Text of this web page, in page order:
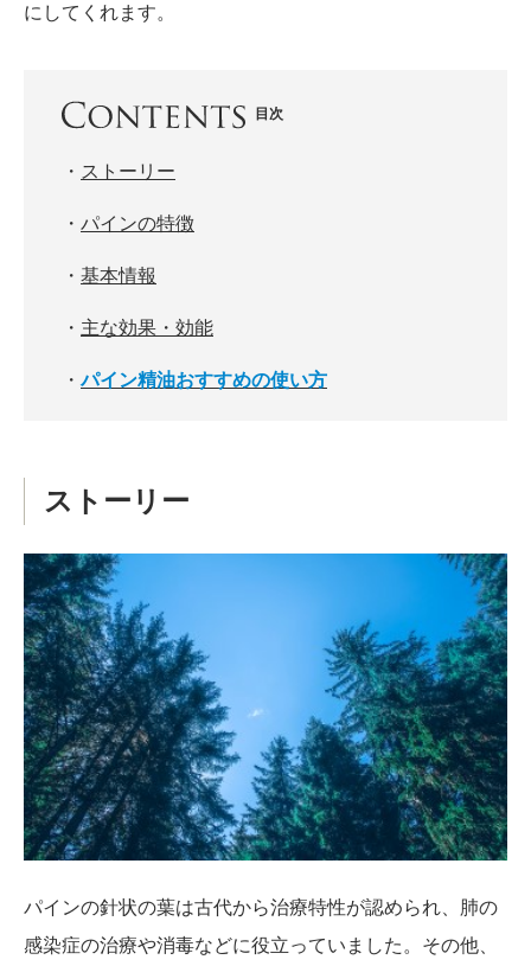
にしてくれます。
目次
・ ストーリー
・ パインの特徴
・ 基本情報
・ 主な効果・効能
・パイン精油おすすめの使い方
ストーリー
パインの針状の葉は古代から治療特性が認められ、肺の
感染症の治療や消毒などに役立っていました。その他、